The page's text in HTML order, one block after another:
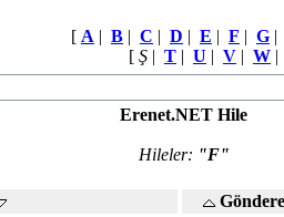
[ A | B | C | D | E | F | G |
[ Ş | T | U | V | W |
Erenet.NET Hile
Hileler: "F"